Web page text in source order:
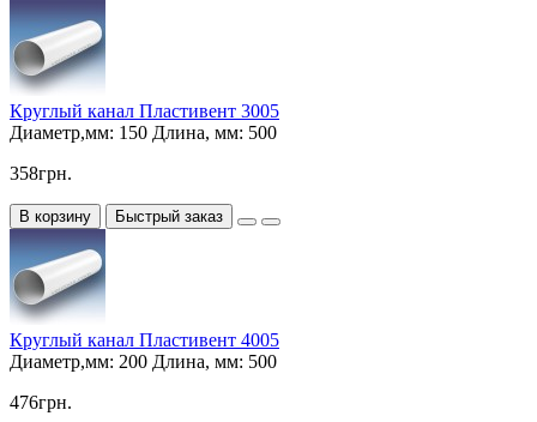
Круглый канал Пластивент 3005
Диаметр,мм: 150 Длина, мм: 500
358грн.
В корзину Быстрый заказ
Круглый канал Пластивент 4005
Диаметр,мм: 200 Длина, мм: 500
476грн.